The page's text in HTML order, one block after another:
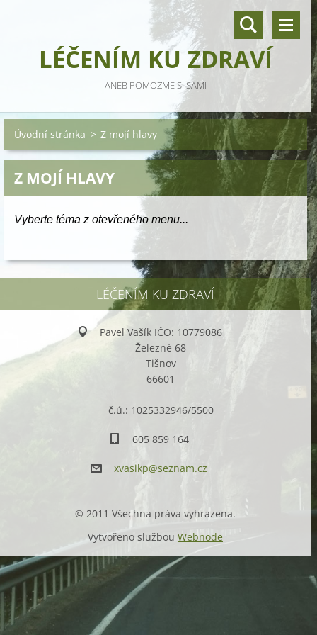
LÉČENÍM KU ZDRAVÍ
ANEB POMOZME SI SAMI
Úvodní stránka > Z mojí hlavy
Z MOJÍ HLAVY
Vyberte téma z otevřeného menu...
LÉČENÍM KU ZDRAVÍ
Pavel Vašík IČO: 10779086
Železné 68
Tišnov
66601
č.ú.: 1025332946/5500
605 859 164
xvasikp@seznam.cz
© 2011 Všechna práva vyhrazena.
Vytvořeno službouWebnode